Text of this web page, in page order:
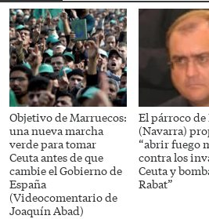
Objetivo de Marruecos:
una nueva marcha
verde para tomar
Ceuta antes de que
cambie el Gobierno de
España
(Videocomentario de
Joaquín Abad)
El párroco
(Navarra)
“abrir fuego
contra los
Ceuta y
Rabat”